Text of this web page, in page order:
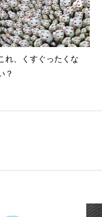
れ、くすぐったくな
？